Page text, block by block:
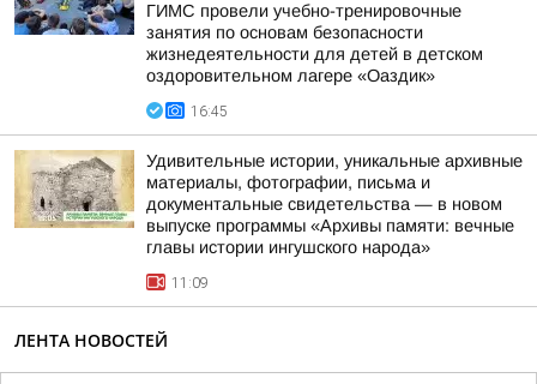
ГИМС провели учебно-тренировочные
занятия по основам безопасности
жизнедеятельности для детей в детском
оздоровительном лагере «Оаздик»
16:45
Удивительные истории, уникальные архивные
материалы, фотографии, письма и
документальные свидетельства — в новом
выпуске программы «Архивы памяти: вечные
главы истории ингушского народа»
11:09
ЛЕНТА НОВОСТЕЙ